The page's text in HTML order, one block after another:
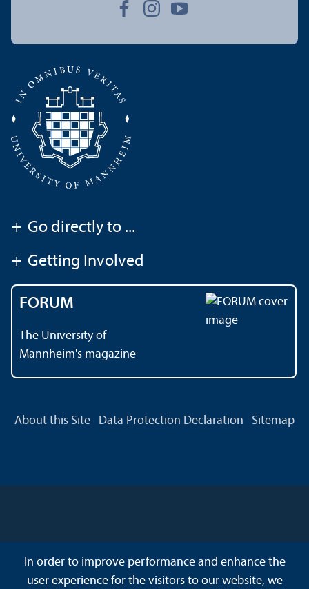
+ Go directly to ...
+ Getting Involved
FORUM
The University of
Mannheim's magazine
About this Site Data Protection Declaration Sitemap
In order to improve performance and enhance the
user experience for the visitors to our website, we